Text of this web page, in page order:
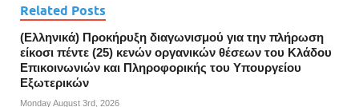
Related Posts
(Ελληνικά) Προκήρυξη διαγωνισμού για την πλήρωση
είκοσι πέντε (25) κενών οργανικών θέσεων του Κλάδου
Επικοινωνιών και Πληροφορικής του Υπουργείου
Εξωτερικών
Monday August 3rd, 2026